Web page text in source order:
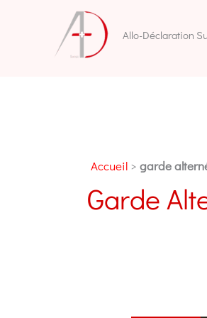
Allo-Déclaration
Accueil > garde
Garde